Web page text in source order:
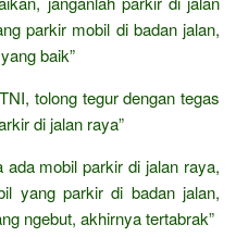
parkir mobil di badan jalan,
baik”
tolong tegur dengan tegas
di jalan raya”
ada mobil parkir di jalan raya,
yang parkir di badan jalan,
ngebut, akhirnya tertabrak”